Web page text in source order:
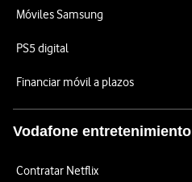
Móviles Samsung
PS5 digital
Financiar móvil a plazos
Vodafone entretenimiento
Contratar Netflix